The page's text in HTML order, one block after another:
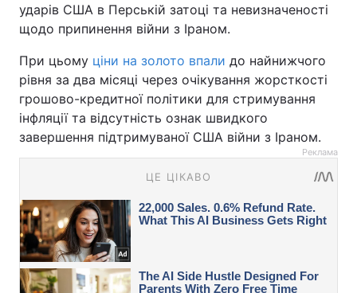
ударів США в Перській затоці та невизначеності
щодо припинення війни з Іраном.
При цьому ціни на золото впали до найнижчого
рівня за два місяці через очікування жорсткості
грошово-кредитної політики для стримування
інфляції та відсутність ознак швидкого
завершення підтримуваної США війни з Іраном.
Реклама